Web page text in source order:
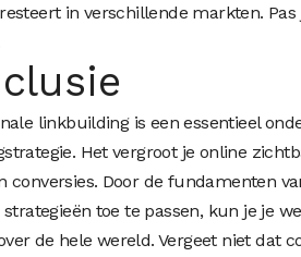
in verschillende markten.
linkbuilding is een essentieel
Het vergroot je online
conversies. Door de fundamenten
toe te passen, kun je je
de hele wereld. Vergeet niet dat